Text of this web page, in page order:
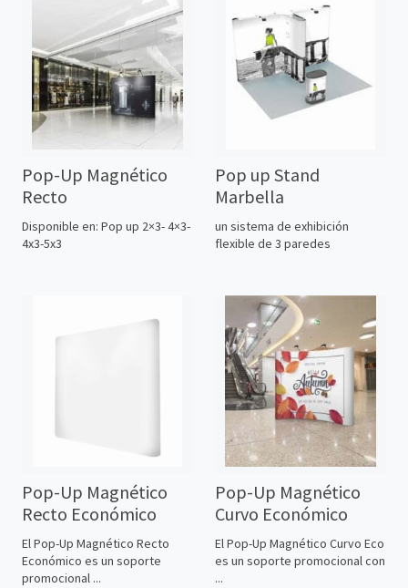
Pop-Up Magnético
Recto
Disponible en: Pop up 2×3- 4×3-
4x3-5x3
Pop up Stand
Marbella
un sistema de exhibición
flexible de 3 paredes
Pop-Up Magnético
Recto Económico
El Pop-Up Magnético Recto
Económico es un soporte
promocional ...
Pop-Up Magnético
Curvo Económico
El Pop-Up Magnético Curvo Eco
es un soporte promocional con
...